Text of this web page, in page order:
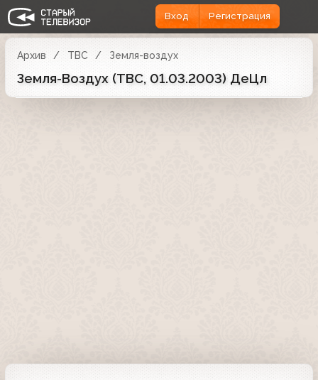
Вход Регистрация
Архив ТВС Земля-воздух
Земля-Воздух (ТВС, 01.03.2003) ДеЦл